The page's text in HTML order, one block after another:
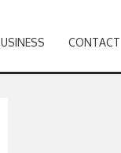
CONTACT